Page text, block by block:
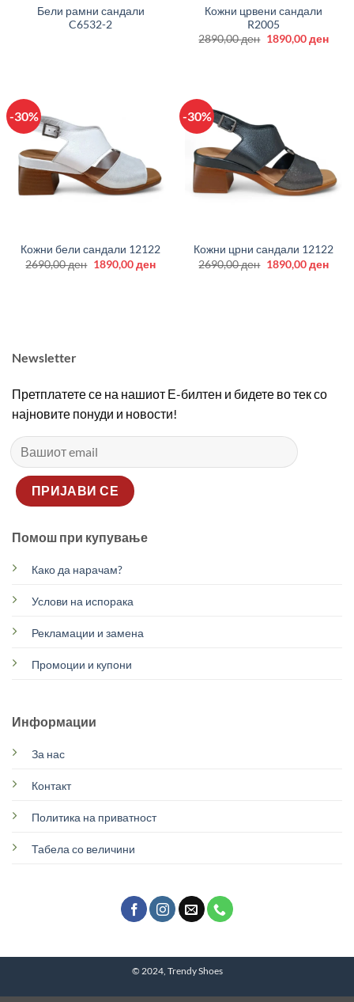
Бели рамни сандали
C6532-2
Кожни црвени сандали
R2005
2890,00ден Original
1890,00ден
-30%
Кожни бели сандали 12122
2690,00ден Original
1890,00денCurrent
-30%
Кожни црни сандали 12122
2690,00ден Original
1890,00ден
Newsletter
Претплатете се на нашиот Е-билтен и бидете во тек со
најновите понуди и новости!
Помош при купување
Како да нарачам?
Услови на испорака
Рекламации и замена
Промоции и купони
Информации
За нас
Контакт
Политика на приватност
Табела со величини
© 2024, Trendy Shoes